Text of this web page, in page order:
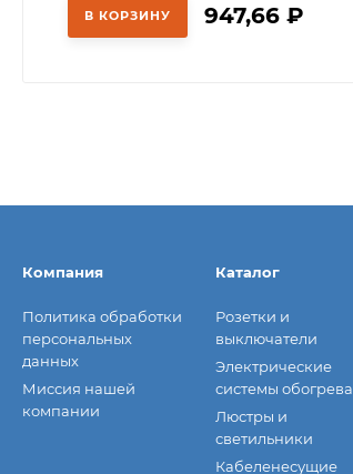
В КОРЗИНУ 947,66 ₽
Компания
Политика обработки
персональных
данных
Миссия нашей
компании
Каталог
Розетки и
выключатели
Электрические
системы обогрева
Люстры и
светильники
Кабеленесущие